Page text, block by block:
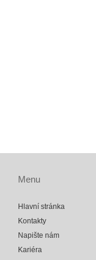
Menu
Hlavní stránka
Kontakty
Napište nám
Kariéra